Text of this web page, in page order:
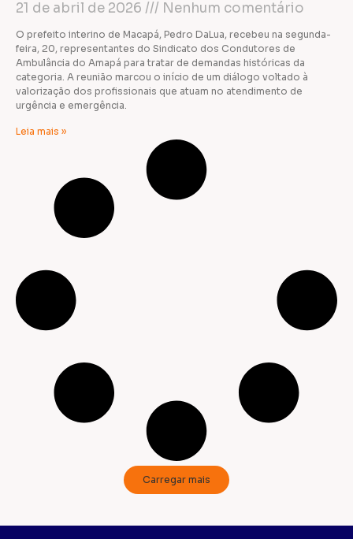
21 de abril de 2026 Nenhum comentário
O prefeito interino de Macapá, Pedro DaLua, recebeu na segunda-
feira, 20, representantes do Sindicato dos Condutores de
Ambulância do Amapá para tratar de demandas históricas da
categoria. A reunião marcou o início de um diálogo voltado à
valorização dos profissionais que atuam no atendimento de
urgência e emergência.
Leia mais »
Carregar mais